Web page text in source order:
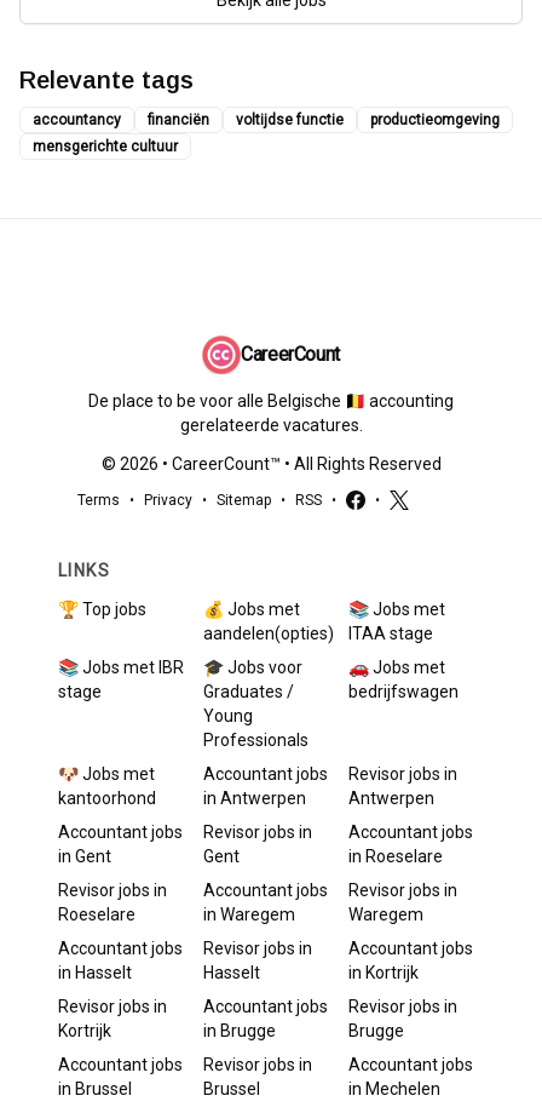
Relevante tags
accountancy financiën voltijdse functie
productieomgeving
mensgerichte cultuur
CareerCount
De place to be voor alle Belgische 🇧🇪 accounting
gerelateerde vacatures.
© 2026 • CareerCount™ • All Rights Reserved
Terms • Privacy • Sitemap • RSS • •
LINKS
🏆 Top jobs
💰 Jobs met
aandelen(opties)
📚 Jobs met
ITAA stage
📚 Jobs met IBR
stage
🎓 Jobs voor
Graduates /
Young
Professionals
🚗 Jobs met
bedrijfswagen
🐶 Jobs met
kantoorhond
Accountantjobs
in Antwerpen
Revisorjobs in
Antwerpen
Accountantjobs
in Gent
Revisorjobs in
Gent
Accountantjobs
in Roeselare
Revisorjobs in
Roeselare
Accountantjobs
in Waregem
Revisorjobs in
Waregem
Accountantjobs
in Hasselt
Revisorjobs in
Hasselt
Accountantjobs
in Kortrijk
Revisorjobs in
Kortrijk
Accountantjobs
in Brugge
Revisorjobs in
Brugge
Accountantjobs
in Brussel
Revisorjobs in
Brussel
Accountantjobs
in Mechelen